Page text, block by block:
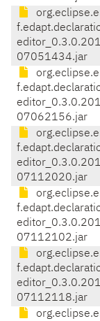
07051434.jar
07062156.jar
07112020.jar
07112102.jar
07112118.jar